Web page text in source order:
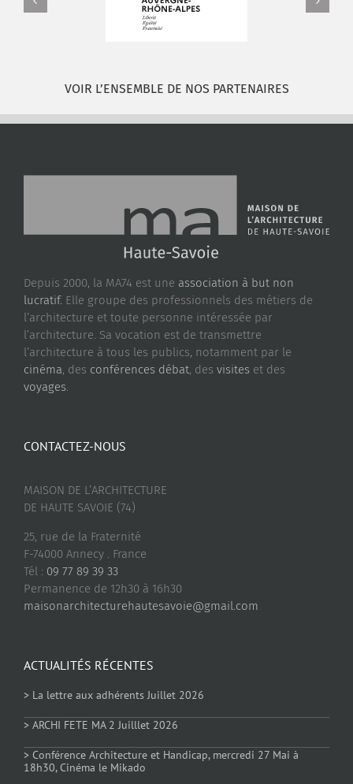
VOIR L’ENSEMBLE DE NOS PARTENAIRES
Depuis 2000, la MA74 est une association à but non
lucratif. Elle groupe des professionnels des métiers de
l’architecture et toute personne intéressée par
l’architecture. Sa vocation est de transmettre
l’architecture à tous les publics, notamment par le
cinéma, des conférences débat, des visites et des
voyages.
ACTUALITÉS RÉCENTES
> La lettre aux adhérents Juillet 2026
> ARCHI FETE MA 2 Juilllet 2026
> Conférence Architecture et Handicap, mercredi 27 Mai à
18h30, Cinéma le Mikado
CONTACTEZ-NOUS
MAISON DE L’ARCHITECTURE
DE HAUTE SAVOIE (74)
25, rue de la Fraternité
F-74000 Annecy . France
Tél : 09 77 89 39 33
Permanence de 12h30 à 16h30
maisonarchitecturehautesavoie@gmail.com